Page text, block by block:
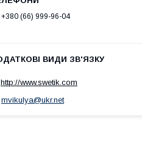
+380 (66) 999-96-04
http://www.swetik.com
mvikulya@ukr.net